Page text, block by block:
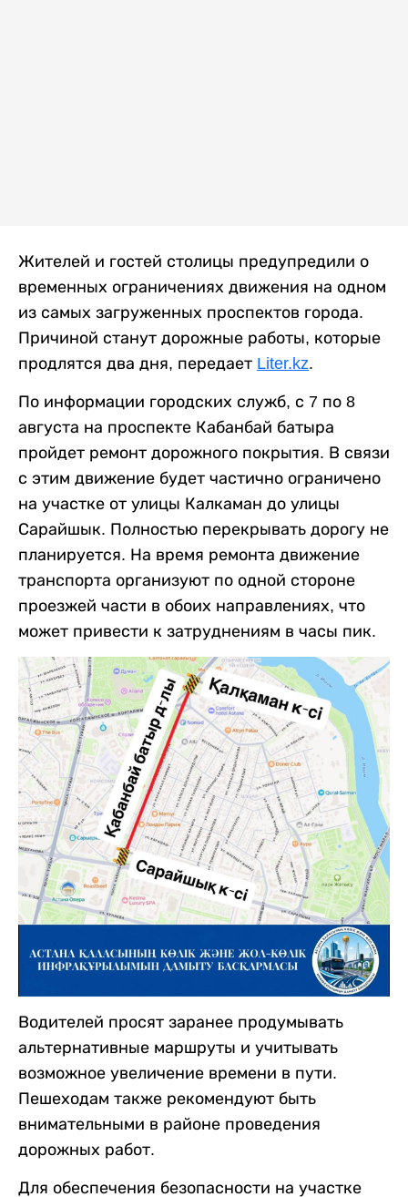
Жителей и гостей столицы предупредили о
временных ограничениях движения на одном
из самых загруженных проспектов города.
Причиной станут дорожные работы, которые
продлятся два дня, передает Liter.kz.
По информации городских служб, с 7 по 8
августа на проспекте Кабанбай батыра
пройдет ремонт дорожного покрытия. В связи
с этим движение будет частично ограничено
на участке от улицы Калкаман до улицы
Сарайшык. Полностью перекрывать дорогу не
планируется. На время ремонта движение
транспорта организуют по одной стороне
проезжей части в обоих направлениях, что
может привести к затруднениям в часы пик.
Водителей просят заранее продумывать
альтернативные маршруты и учитывать
возможное увеличение времени в пути.
Пешеходам также рекомендуют быть
внимательными в районе проведения
дорожных работ.
Для обеспечения безопасности на участке